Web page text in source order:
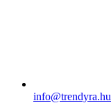
info@trendyra.hu